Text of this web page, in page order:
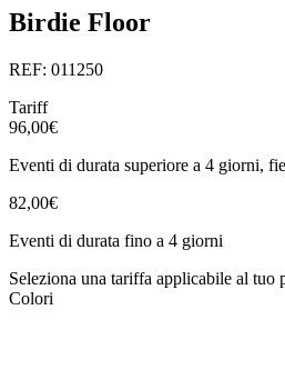
Birdie Floor
REF: 011250
Tariff
96,00€
Eventi di durata superiore a 4 giorni,
82,00€
Eventi di durata fino a 4 giorni
Seleziona una tariffa applicabile al tuo
Colori